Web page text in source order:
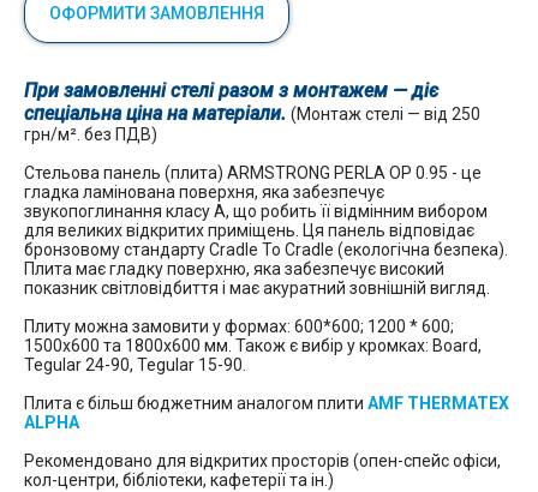
ОФОРМИТИ ЗАМОВЛЕННЯ
При замовленні стелі разом з монтажем — діє
спеціальна ціна на матеріали. (Монтаж стелі — від 250
грн/м². без ПДВ)
Стельова панель (плита) ARMSTRONG PERLA OP 0.95 - це
гладка ламінована поверхня, яка забезпечує
звукопоглинання класу А, що робить її відмінним вибором
для великих відкритих приміщень. Ця панель відповідає
бронзовому стандарту Cradle To Cradle (екологічна безпека).
Плита має гладку поверхню, яка забезпечує високий
показник світловідбиття і має акуратний зовнішній вигляд.
Плиту можна замовити у формах: 600*600; 1200 * 600;
1500х600 та 1800х600 мм. Також є вибір у кромках: Board,
Tegular 24-90, Tegular 15-90.
Плита є більш бюджетним аналогом плити AMF THERMATEX
ALPHA
Рекомендовано для відкритих просторів (опен-спейс офіси,
кол-центри, бібліотеки, кафетерії та ін.)